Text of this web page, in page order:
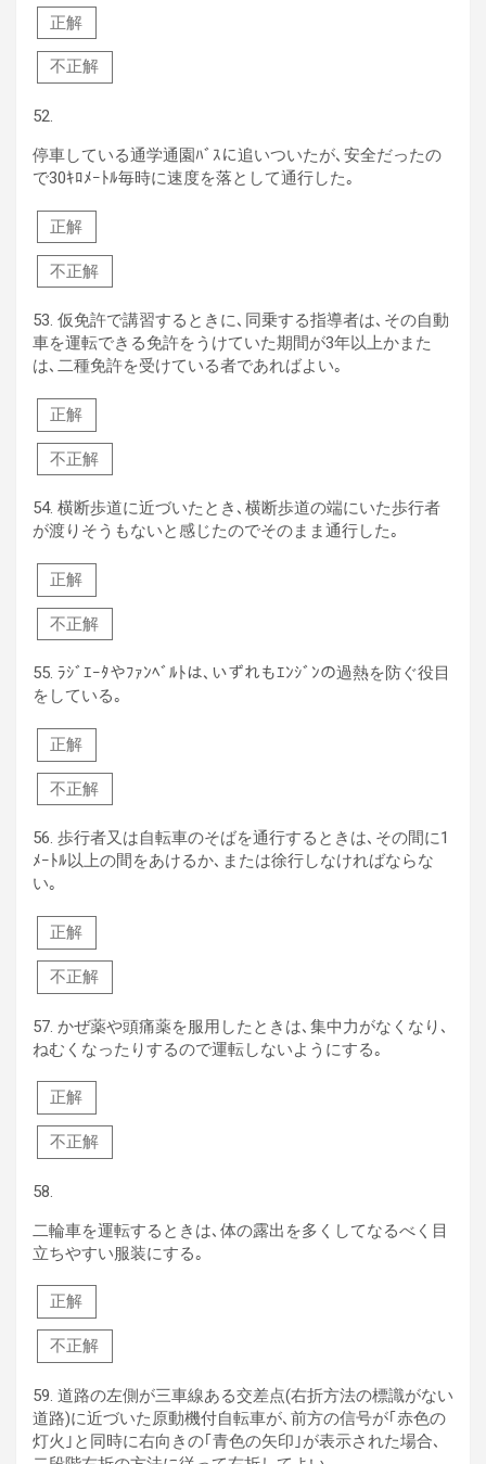
正解
不正解
52.
停車している通学通園ﾊﾞｽに追いついたが､安全だったの
で30ｷﾛﾒｰﾄﾙ毎時に速度を落として通行した｡
正解
不正解
53. 仮免許で講習するときに､同乗する指導者は､その自動
車を運転できる免許をうけていた期間が3年以上かまた
は､二種免許を受けている者であればよい｡
正解
不正解
54. 横断歩道に近づいたとき､横断歩道の端にいた歩行者
が渡りそうもないと感じたのでそのまま通行した｡
正解
不正解
55. ﾗｼﾞｴｰﾀやﾌｧﾝﾍﾞﾙﾄは､いずれもｴﾝｼﾞﾝの過熱を防ぐ役目
をしている｡
正解
不正解
56. 歩行者又は自転車のそばを通行するときは､その間に1
ﾒｰﾄﾙ以上の間をあけるか､または徐行しなければならな
い｡
正解
不正解
57. かぜ薬や頭痛薬を服用したときは､集中力がなくなり､
ねむくなったりするので運転しないようにする｡
正解
不正解
58.
二輪車を運転するときは､体の露出を多くしてなるべく目
立ちやすい服装にする｡
正解
不正解
59. 道路の左側が三車線ある交差点(右折方法の標識がない
道路)に近づいた原動機付自転車が､前方の信号が｢赤色の
灯火｣と同時に右向きの｢青色の矢印｣が表示された場合､